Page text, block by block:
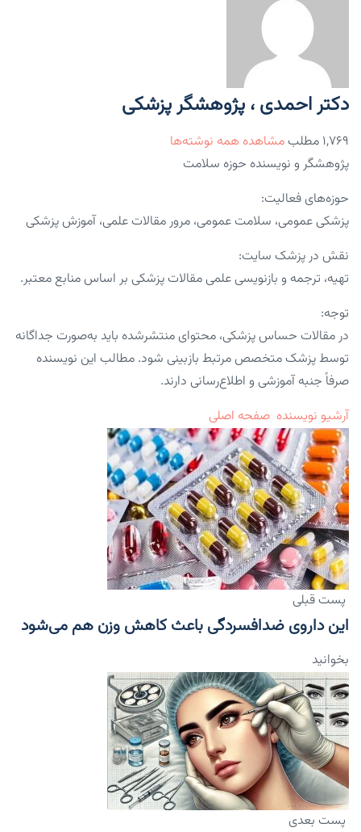
دکتر احمدی ، پژوهشگر پزشکی
۱,۷۶۹ مطلب
مشاهده همه نوشته‌ها
پژوهشگر و نویسنده حوزه سلامت
حوزه‌های فعالیت:
پزشکی عمومی، سلامت عمومی، مرور مقالات علمی، آموزش پزشکی
نقش در پزشک سایت:
تهیه، ترجمه و بازنویسی علمی مقالات پزشکی بر اساس منابع معتبر.
توجه:
در مقالات حساس پزشکی، محتوای منتشرشده باید به‌صورت جداگانه
توسط پزشک متخصص مرتبط بازبینی شود. مطالب این نویسنده
صرفاً جنبه آموزشی و اطلاع‌رسانی دارند.
آرشیو نویسنده صفحه اصلی
پست قبلی
این داروی ضدافسردگی باعث کاهش وزن هم می‌شود
بخوانید
پست بعدی